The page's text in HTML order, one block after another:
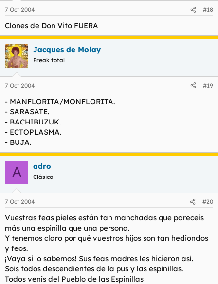
7 Oct 2004 #18
Clones de Don Vito FUERA
Jacques de Molay
Freak total
7 Oct 2004 #19
- MANFLORITA/MONFLORITA.
- SARASATE.
- BACHIBUZUK.
- ECTOPLASMA.
- BUJA.
A adro
Clásico
7 Oct 2004 #20
Vuestras feas pieles están tan manchadas que pareceis
más una espinilla que una persona.
Y tenemos claro por qué vuestros hijos son tan hediondos
y feos.
¡Vaya si lo sabemos! Sus feas madres les hicieron así.
Sois todos descendientes de la pus y las espinillas.
Todos venís del Pueblo de las Espinillas